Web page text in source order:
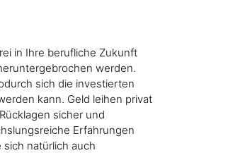
in Ihre berufliche Zukunft
werden.
sich die investierten
kann. Geld leihen privat
sicher und
Erfahrungen
natürlich auch